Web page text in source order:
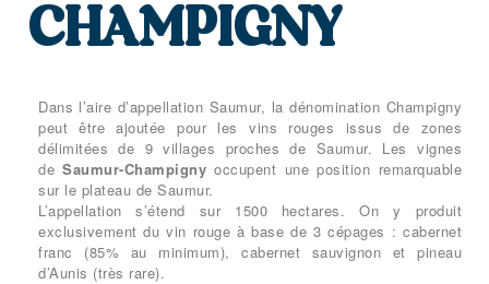
CHAMPIGNY
Dans l’aire d’appellation Saumur, la dénomination Champigny
peut être ajoutée pour les vins rouges issus de zones
délimitées de 9 villages proches de Saumur. Les vignes
deSaumur-Champigny occupent une position remarquable
sur le plateau de Saumur.
L’appellation s’étend sur 1500 hectares. On y produit
exclusivement du vin rouge à base de 3 cépages : cabernet
franc (85% au minimum), cabernet sauvignon et pineau
d’Aunis (très rare).